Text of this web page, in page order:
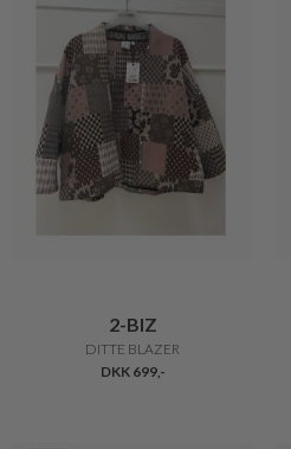
2-BIZ
DITTE BLAZER
DKK 699,-